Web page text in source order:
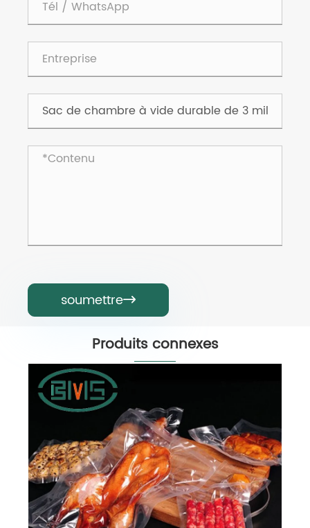
soumettre
Produits connexes
PA / PE Cook dans la pochette sous
vide
Voir plus >>